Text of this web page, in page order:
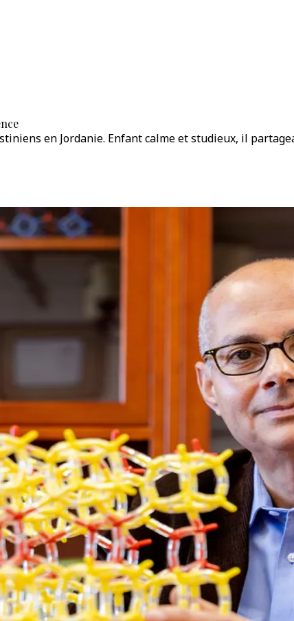
en Jordanie. Enfant calme et studieux, il